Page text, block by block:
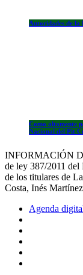
Autoridades de
Como altamente
Nacional del Pit
INFORMACIÓN
de ley 387/2011 del
de los titulares de
Costa, Inés
Agenda